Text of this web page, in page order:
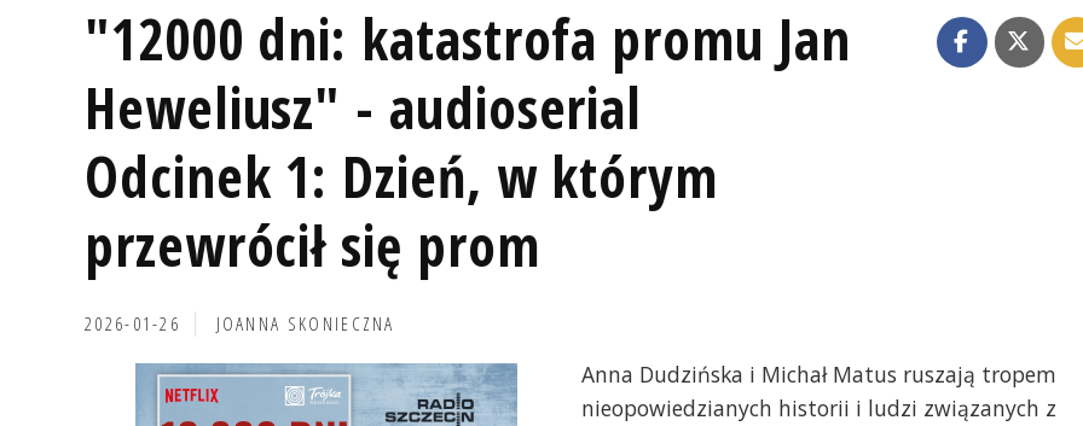
"12000 dni: katastrofa promu Jan
Heweliusz" - audioserial
Odcinek 1: Dzień, w którym
przewrócił się prom
2026-01-26 JOANNA SKONIECZNA
Anna Dudzińska i Michał Matus ruszają tropem
nieopowiedzianych historii i ludzi związanych z